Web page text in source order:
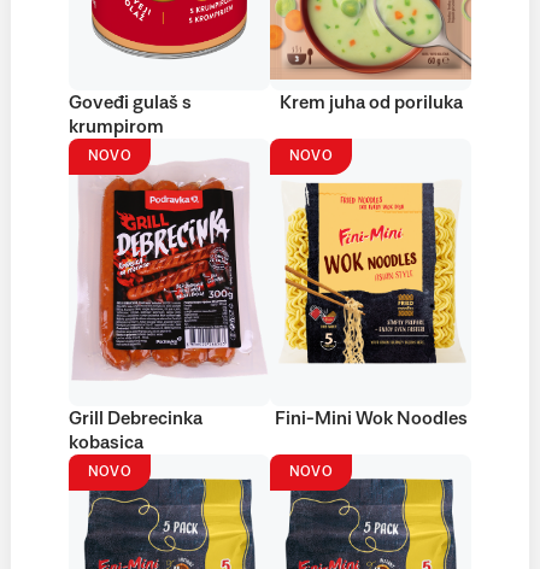
Goveđi gulaš s
krumpirom
Krem juha od poriluka
NOVO
Grill Debrecinka
kobasica
NOVO
Fini-Mini Wok Noodles
NOVO NOVO